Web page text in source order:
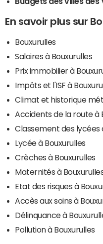
En savoir plus sur
Bouxurulles
Salaires à Bouxurulles
Prix immobilier à
Impôts et l'ISF à
Climat et historique
Accidents de la route à
Classement des lycées
Lycée à Bouxurulles
Crèches à Bouxurulles
Maternités à
Etat des risques à
Accès aux soins à
Délinquance à
Pollution à Bouxurulles